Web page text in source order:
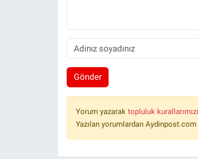
Gönder
Yorum yazarak topluluk kurallarımızı
Yazılan yorumlardan